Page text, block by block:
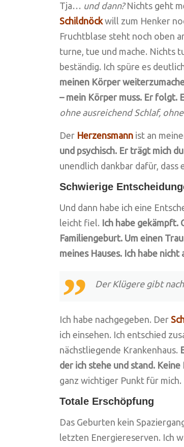
Tja… und dann?Nichts geht
Schildnöckwill zum Henker
Fruchtblase steht noch oben
turne, tue und mache. Nichts
beständig. Ich spüre es
meinen Körper
– mein Körper muss. Er folgt.
ohne ausreichend Schlaf,
Der Herzensmann ist an
und psychisch. Er trägt mich
unendlich dankbar dafür, dass
Schwierige
Und dann habe ich eine
leicht fiel. Ich habe gekämpft.
Familiengeburt. Um einen
meines Hauses. Ich habe
Der Klügere gibt
Ich habe nachgegeben. Der
ich einsehen. Ich entschied
nächstliegende Krankenhaus.
der ich stehe und stand.
ganz wichtiger Punkt für mich.
Totale Erschöpfung
Das Geburten kein
letzten Energiereserven. Ich